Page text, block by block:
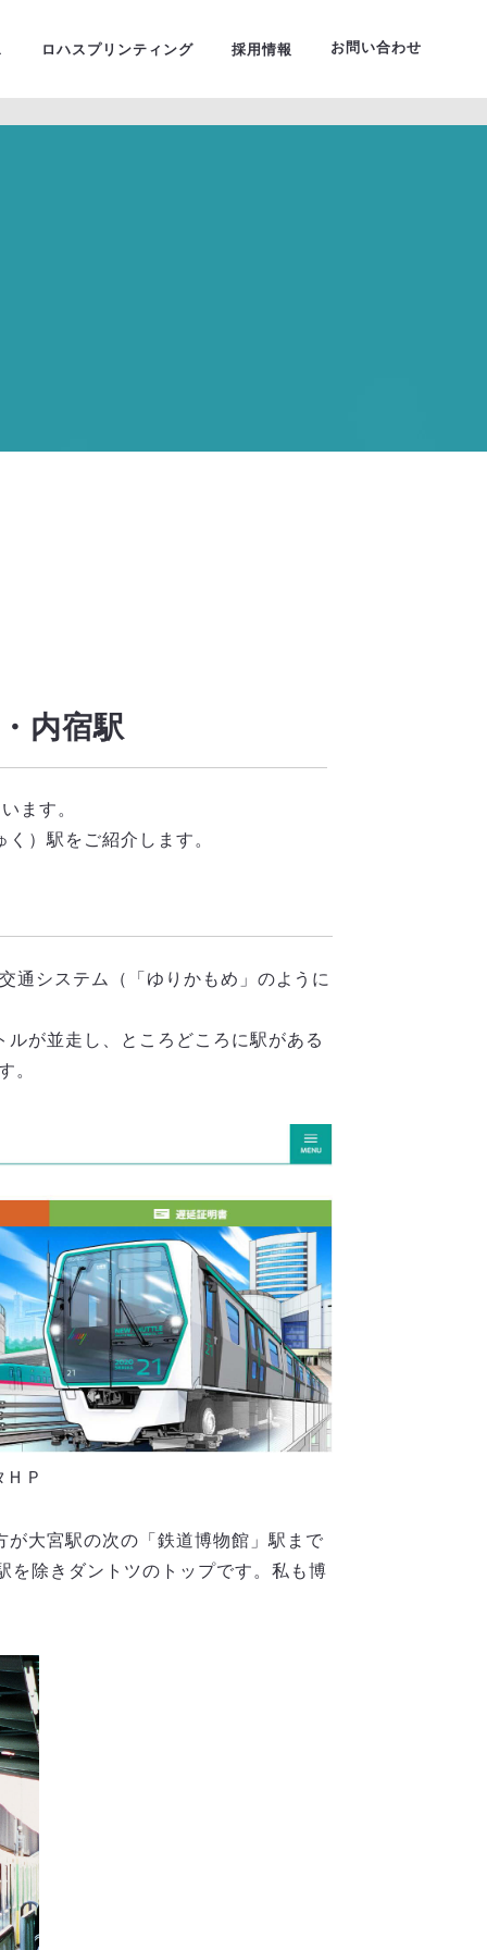
ロハスプリンティング 採用情報 お問い合わせ
内宿駅
ます。
）駅をご紹介します。
通システム（「ゆりかもめ」のように
が並走し、ところどころに駅がある
。
Ｐ
大宮駅の次の「鉄道博物館」駅まで
を除きダントツのトップです。私も博